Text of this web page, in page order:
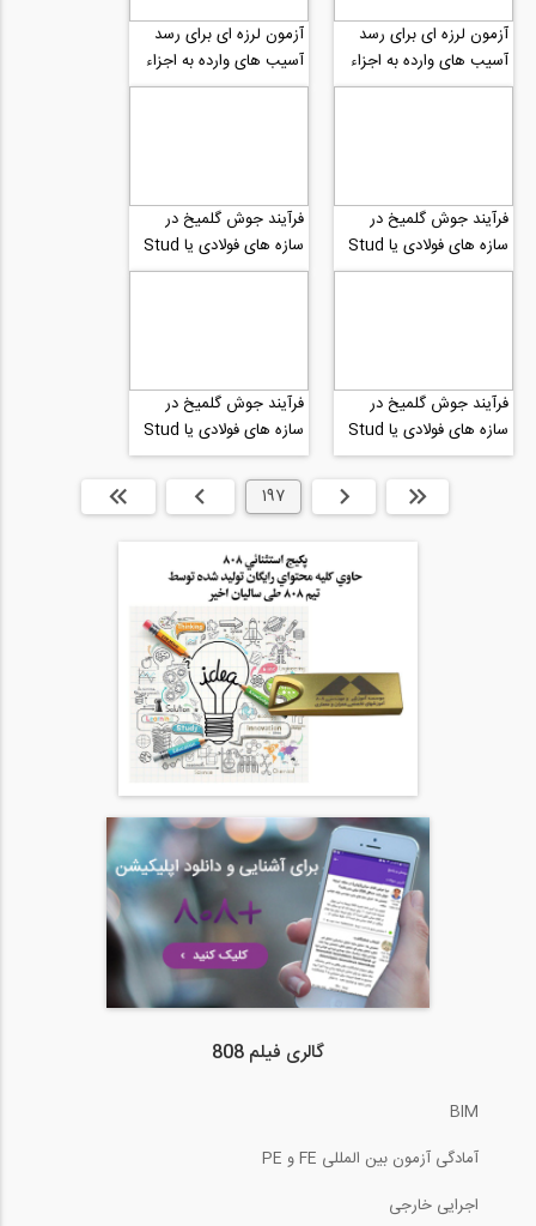
آزمون لرزه ای برای رسد
آسیب های وارده به اجزاء
غیرسازه ای قسمت دوم
آزمون لرزه ای برای رسد
آسیب های وارده به اجزاء
غیرسازه ای
فرآیند جوش گلمیخ در
سازه های فولادی یا Stud
Welding شماره 7
فرآیند جوش گلمیخ در
سازه های فولادی یا Stud
Welding شماره 6
فرآیند جوش گلمیخ در
سازه های فولادی یا Stud
Welding شماره 5
فرآیند جوش گلمیخ در
سازه های فولادی یا Stud
Welding شماره 4
ابتدا
قبلی 197 بعدی انتها »
گالری فیلم 808
BIM
آمادگی آزمون بین المللی FE و PE
اجرایی خارجی